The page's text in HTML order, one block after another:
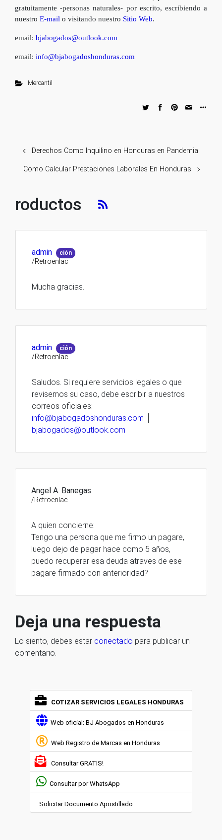
gratuitamente -personas naturales- por escrito, escribiendo a
nuestro E-mail o visitando nuestro Sitio Web.
email: bjabogados@outlook.com
email: info@bjabogadoshonduras.com
Mercantil
Derechos Como Inquilino en Honduras en Pandemia
Como Calcular Prestaciones Laborales En Honduras
roductos
admin ción
/Retroenlac
Mucha gracias.
admin ción
/Retroenlac
Saludos. Si requiere servicios legales o que
revisemos su caso, debe escribir a nuestros
correos oficiales:
info@bjabogadoshonduras.com
bjabogados@outlook.com
Angel A. Banegas
/Retroenlac
A quien concierne:
Tengo una persona que me firmo un pagare,
luego dejo de pagar hace como 5 años,
puedo recuperar esa deuda atraves de ese
pagare firmado con anterioridad?
Deja una respuesta
Lo siento, debes estar conectado para publicar un
comentario.
COTIZAR SERVICIOS LEGALES HONDURAS
Web oficial: BJ Abogados en Honduras
Web Registro de Marcas en Honduras
Consultar GRATIS!
Consultar por WhatsApp
Solicitar Documento Apostillado